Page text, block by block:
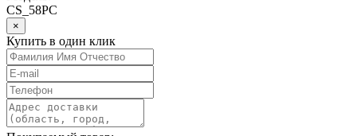
CS_58PC
×
Купить в один клик